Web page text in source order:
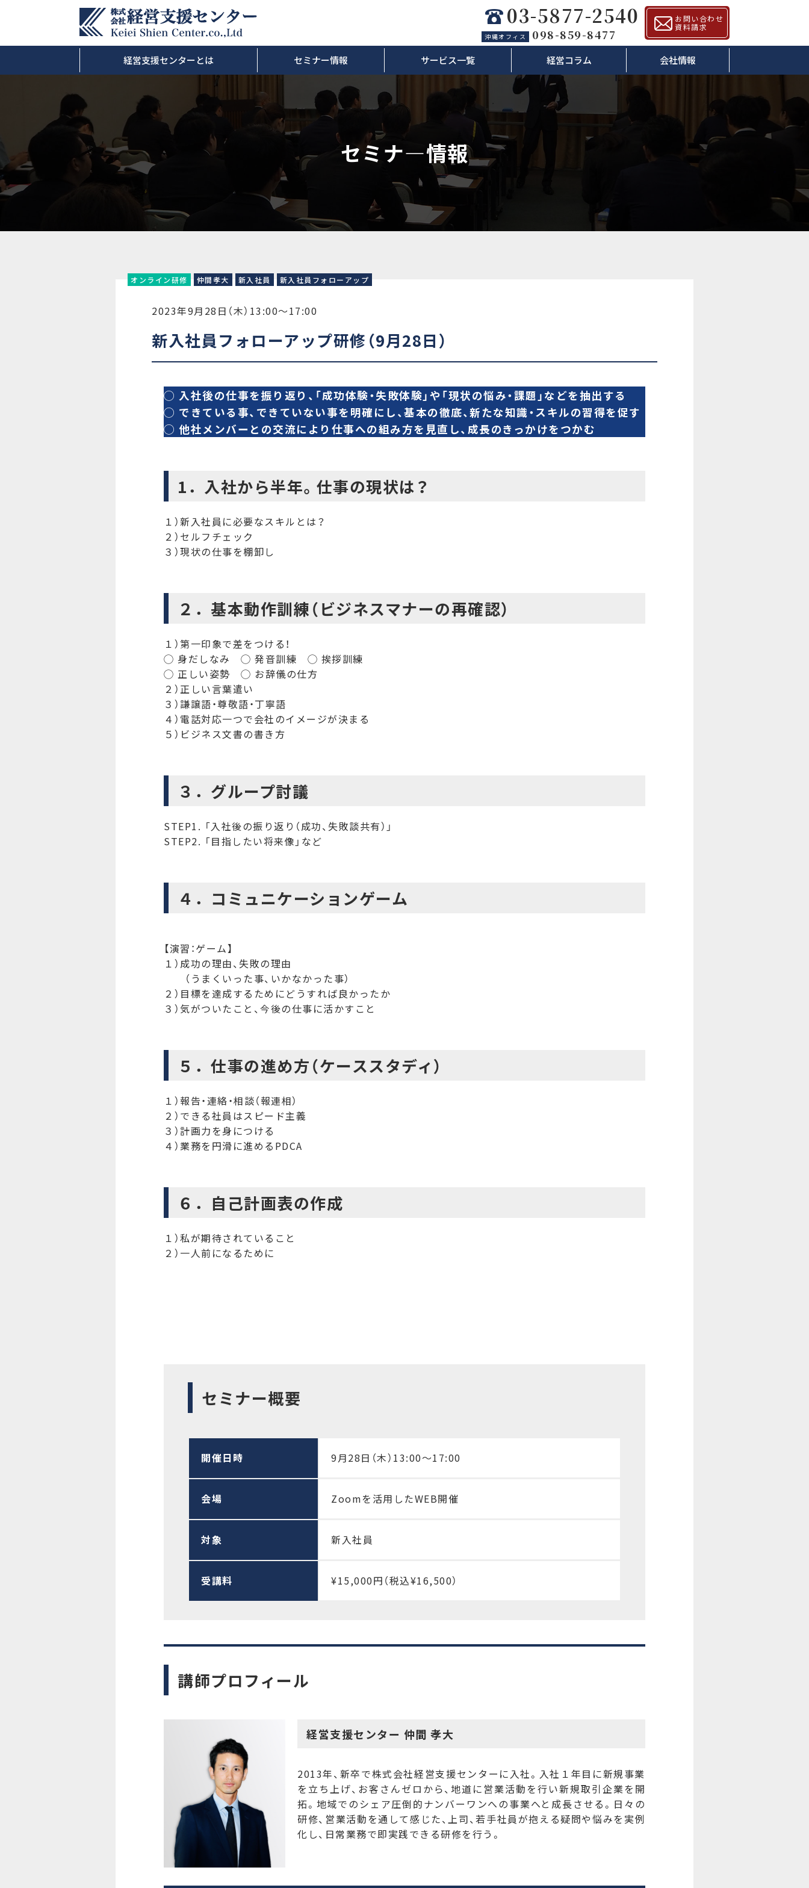
03-5877-2540
沖縄オフィス 098-859-8477
お問い合わせ
資料請求
経営支援センターとは セミナー情報 サービス一覧 経営コラム 会社情報
セミナ―情報
オンライン研修 仲間孝大 新入社員 新入社員フォローアップ
2023年9月28日（木）13:00〜17:00
新入社員フォローアップ研修（9月28日）
◯ 入社後の仕事を振り返り、「成功体験・失敗体験」や「現状の悩み・課題」などを抽出する
◯ できている事、できていない事を明確にし、基本の徹底、新たな知識・スキルの習得を促す
◯ 他社メンバーとの交流により仕事への組み方を見直し、成長のきっかけをつかむ
1．入社から半年。仕事の現状は？
１）新入社員に必要なスキルとは？
２）セルフチェック
３）現状の仕事を棚卸し
２．基本動作訓練（ビジネスマナーの再確認）
１）第一印象で差をつける！
◯ 身だしなみ ◯ 発音訓練 ◯ 挨拶訓練
◯ 正しい姿勢 ◯ お辞儀の仕方
２）正しい言葉遣い
３）謙譲語・尊敬語・丁寧語
４）電話対応一つで会社のイメージが決まる
５）ビジネス文書の書き方
３．グループ討議
STEP1. 「入社後の振り返り（成功、失敗談共有）」
STEP2. 「目指したい将来像」など
４．コミュニケーションゲーム
【演習：ゲーム】
１）成功の理由、失敗の理由
（うまくいった事、いかなかった事）
２）目標を達成するためにどうすれば良かったか
３）気がついたこと、今後の仕事に活かすこと
５．仕事の進め方（ケーススタディ）
１）報告・連絡・相談（報連相）
２）できる社員はスピード主義
３）計画力を身につける
４）業務を円滑に進めるPDCA
６．自己計画表の作成
１）私が期待されていること
２）一人前になるために
セミナー概要
開催日時 9月28日（木）13:00～17:00
会場 Zoomを活用したWEB開催
対象 新入社員
受講料 ¥15,000円（税込¥16,500）
講師プロフィール
経営支援センター 仲間 孝大
2013年、新卒で株式会社経営支援センターに入社。入社１年目に新規事業
を立ち上げ、お客さんゼロから、地道に営業活動を行い新規取引企業を開
拓。地域でのシェア圧倒的ナンバーワンへの事業へと成長させる。日々の
研修、営業活動を通して感じた、上司、若手社員が抱える疑問や悩みを実例
化し、日常業務で即実践できる研修を行う。